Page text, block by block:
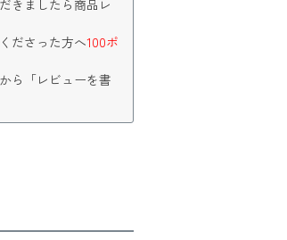
きましたら商品レ
ださった方へ100ポ
ら「レビューを書